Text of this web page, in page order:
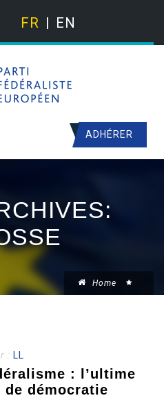
FR EN
ADHÉRER
Home
: LL
: l’ultime
de démocratie